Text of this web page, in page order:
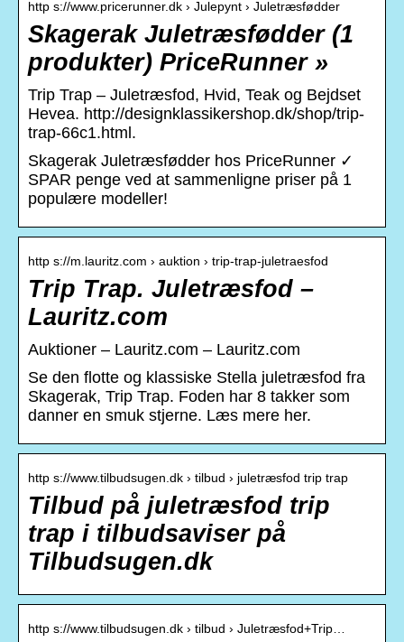
http s://www.pricerunner.dk › Julepynt › Juletræsfødder
Skagerak Juletræsfødder (1
produkter) PriceRunner »
Trip Trap – Juletræsfod, Hvid, Teak og Bejdset
Hevea. http://designklassikershop.dk/shop/trip-
trap-66c1.html.
Skagerak Juletræsfødder hos PriceRunner ✓
SPAR penge ved at sammenligne priser på 1
populære modeller!
http s://m.lauritz.com › auktion › trip-trap-juletraesfod
Trip Trap. Juletræsfod –
Lauritz.com
Auktioner – Lauritz.com – Lauritz.com
Se den flotte og klassiske Stella juletræsfod fra
Skagerak, Trip Trap. Foden har 8 takker som
danner en smuk stjerne. Læs mere her.
http s://www.tilbudsugen.dk › tilbud › juletræsfod trip trap
Tilbud på juletræsfod trip
trap i tilbudsaviser på
Tilbudsugen.dk
http s://www.tilbudsugen.dk › tilbud › Juletræsfod+Trip…